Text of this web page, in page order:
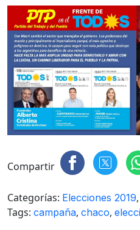
Compartir
Categorías: Elecciones 2019,
Tags: campaña, chaco,